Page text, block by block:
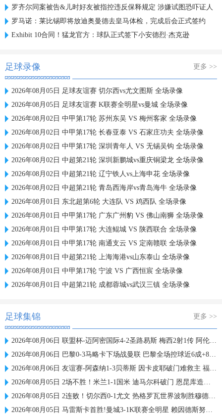
罗齐尔同案被告&儿时好友被指控违反保释规定 涉嫌试图恐吓证人
罗马诺：莱比锡即将放迪奥曼德去皇马体检，完成后会正式签约
Exhibit 10合同！猛龙官方：球队正式签下小安德烈·杰克逊
足球录像 更多 >>
2026年08月05日 足球友谊赛 切尔西vs尤文图斯 全场录像
2026年08月05日 足球友谊赛 K联赛全明星vs曼城 全场录像
2026年08月02日 中甲第17轮 苏州东吴 VS 梅州客家 全场录像
2026年08月02日 中甲第17轮 长春亚泰 VS 石家庄功夫 全场录像
2026年08月02日 中甲第17轮 深圳青年人 VS 无锡吴钩 全场录像
2026年08月02日 中超第21轮 深圳新鹏城vs重庆铜梁龙 全场录像
2026年08月02日 中超第21轮 辽宁铁人vs上海申花 全场录像
2026年08月02日 中超第21轮 青岛西海岸vs青岛海牛 全场录像
2026年08月01日 东北超第6轮 大连队 VS 鸡西队 全场录像
2026年08月01日 中甲第17轮 广东广州豹 VS 佛山南狮 全场录像
2026年08月01日 中甲第17轮 大连鲲城 VS 陕西联合 全场录像
2026年08月01日 中甲第17轮 南通支云 VS 定南赣联 全场录像
2026年08月01日 中超第21轮 上海海港vs山东泰山 全场录像
2026年08月01日 中甲第17轮 宁波 VS 广西恒宸 全场录像
2026年08月01日 中超第21轮 成都蓉城vs武汉三镇 全场录像
足球集锦 更多 >>
2026年08月06日 联盟杯-迈阿密国际4-2圣路易斯 梅西2射1传 阿伦助攻戴帽
2026年08月06日 巴黎0-3马略卡下场战曼联 巴黎全场控球近6成+8射3正未果
2026年08月06日 友谊赛-阿森纳1-3贝蒂斯 因卡皮耶破门难救主 福纳尔斯1射2传
2026年08月05日 2场不胜！米兰1-1国米 迪马尔科破门 恩昆库造点+点射拉莫斯登场
2026年08月05日 2连败！切尔西0-1尤文 热格罗瓦世界波制胜穆德里克时隔614天复出
2026年08月05日 马雷斯卡首胜!曼城3-1K联赛全明星 赖因德斯努里破门塞梅尼奥助攻